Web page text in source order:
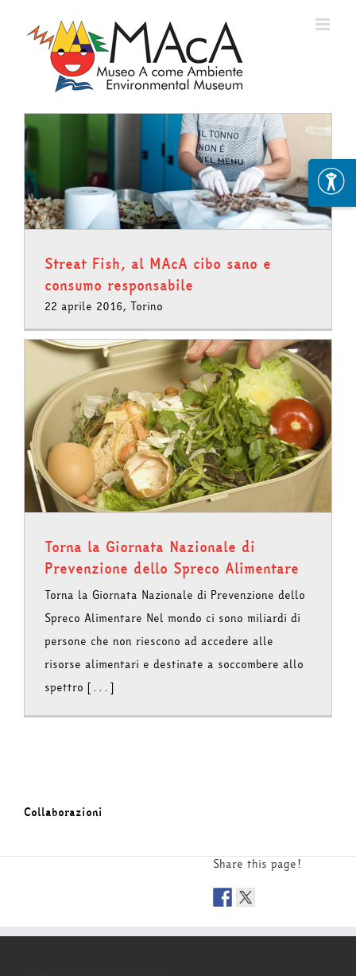
Streat Fish, al MAcA cibo sano e
consumo responsabile
22 aprile 2016, Torino
Torna la Giornata Nazionale di
Prevenzione dello Spreco Alimentare
Torna la Giornata Nazionale di Prevenzione dello
Spreco Alimentare Nel mondo ci sono miliardi di
persone che non riescono ad accedere alle
risorse alimentari e destinate a soccombere allo
spettro [...]
Collaborazioni
Share this page!